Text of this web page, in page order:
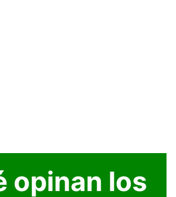
opinan los